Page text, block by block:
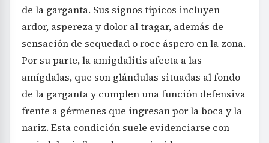
de la garganta. Sus signos típicos incluyen
ardor, aspereza y dolor al tragar, además de
sensación de sequedad o roce áspero en la zona.
Por su parte, la amigdalitis afecta a las
amígdalas, que son glándulas situadas al fondo
de la garganta y cumplen una función defensiva
frente a gérmenes que ingresan por la boca y la
nariz. Esta condición suele evidenciarse con